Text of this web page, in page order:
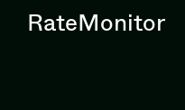
RateMonitor